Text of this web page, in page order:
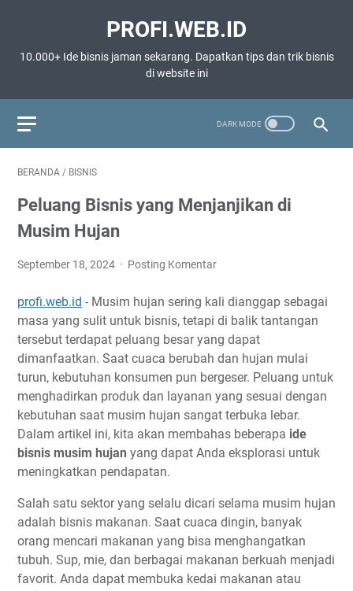
PROFI.WEB.ID
10.000+ Ide bisnis jaman sekarang. Dapatkan tips dan trik bisnis
di website ini
BERANDA / BISNIS
Peluang Bisnis yang Menjanjikan di
Musim Hujan
September 18, 2024 Posting Komentar
profi.web.id - Musim hujan sering kali dianggap sebagai
masa yang sulit untuk bisnis, tetapi di balik tantangan
tersebut terdapat peluang besar yang dapat
dimanfaatkan. Saat cuaca berubah dan hujan mulai
turun, kebutuhan konsumen pun bergeser. Peluang untuk
menghadirkan produk dan layanan yang sesuai dengan
kebutuhan saat musim hujan sangat terbuka lebar.
Dalam artikel ini, kita akan membahas beberapa ide
bisnis musim hujan yang dapat Anda eksplorasi untuk
meningkatkan pendapatan.
Salah satu sektor yang selalu dicari selama musim hujan
adalah bisnis makanan. Saat cuaca dingin, banyak
orang mencari makanan yang bisa menghangatkan
tubuh. Sup, mie, dan berbagai makanan berkuah menjadi
favorit. Anda dapat membuka kedai makanan atau